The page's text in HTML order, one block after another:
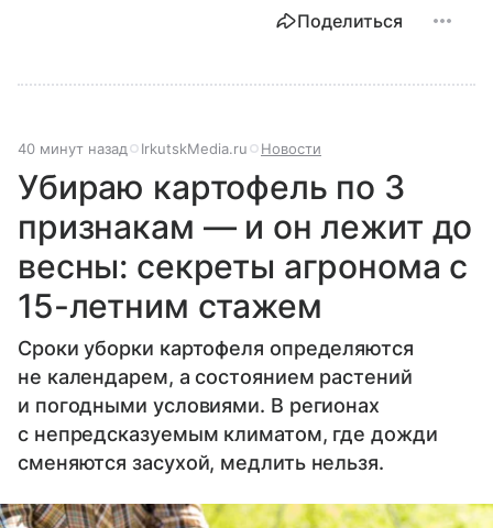
Поделиться
40 минут назад IrkutskMedia.ru Новости
Убираю картофель по 3
признакам — и он лежит до
весны: секреты агронома с
15-летним стажем
Сроки уборки картофеля определяются
не календарем, а состоянием растений
и погодными условиями. В регионах
с непредсказуемым климатом, где дожди
сменяются засухой, медлить нельзя.